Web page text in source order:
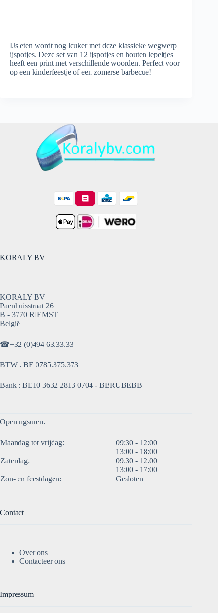
IJs eten wordt nog leuker met deze klassieke wegwerp
ijspotjes. Deze set van 12 ijspotjes en houten lepeltjes
heeft een print met verschillende woorden. Perfect voor
op een kinderfeestje of een zomerse barbecue!
KORALY BV
KORALY BV
Paenhuisstraat 26
B - 3770 RIEMST
België
☎+32 (0)494 63.33.33
BTW : BE 0785.375.373
Bank : BE10 3632 2813 0704 - BBRUBEBB
Openingsuren:
Maandag tot vrijdag:
09:30 - 12:00
13:00 - 18:00
Zaterdag:
09:30 - 12:00
13:00 - 17:00
Zon- en feestdagen:
Gesloten
Contact
Over ons
Contacteer ons
Impressum